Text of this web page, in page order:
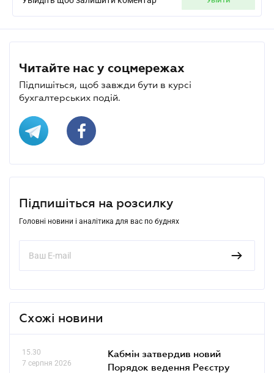
Читайте нас у соцмережах
Підпишіться, щоб завжди бути в курсі
бухгалтерських подій.
Підпишіться на розсилку
Головні новини і аналітика для вас по буднях
Схожі новини
15.30
7 серпня 2026
Кабмін затвердив новий
Порядок ведення Реєстру